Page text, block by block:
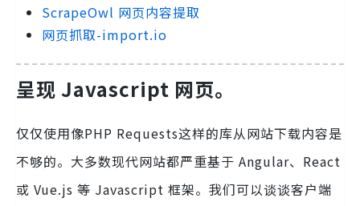
ScrapeOwl 网页内容提取
网页抓取-import.io
呈现 Javascript 网页。
仅仅使用像PHP Requests这样的库从网站下载内容是
不够的。大多数现代网站都严重基于 Angular、React
或 Vue.js 等 Javascript 框架。我们可以谈谈客户端